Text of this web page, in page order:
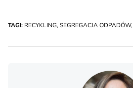
TAGI: RECYKLING, SEGREGACJA ODPADÓW,